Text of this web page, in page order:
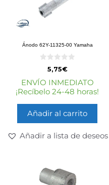
Ánodo 62Y-11325-00 Yamaha
e
5
5,75€
ENVÍO INMEDIATO
¡Recíbelo 24-48 horas!
Añadir al carrito
Añadir a lista de deseos